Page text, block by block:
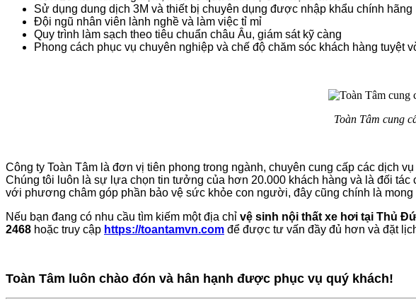
Sử dụng dung dịch 3M và thiết bị chuyên dụng được nhập khẩu chính hãng
Đội ngũ nhân viên lành nghề và làm việc tỉ mỉ
Quy trình làm sạch theo tiêu chuẩn châu Âu, giám sát kỹ càng
Phong cách phục vụ chuyên nghiệp và chế độ chăm sóc khách hàng tuyệt
Toàn Tâm cung
Công ty Toàn Tâm là đơn vị tiên phong trong ngành, chuyên cung cấp các dịch
Chúng tôi luôn là sự lựa chọn tin tưởng của hơn 20.000 khách hàng và là đối
với phương châm góp phần bảo vệ sức khỏe con người, đây cũng chính là mong
Nếu bạn đang có nhu cầu tìm kiếm một địa chỉ vệ sinh nội thất xe hơi tại Thủ
2468 hoặc truy cập https://toantamvn.com để được tư vấn đầy đủ hơn và đặt
Toàn Tâm luôn chào đón và hân hạnh được phục vụ quý khách!